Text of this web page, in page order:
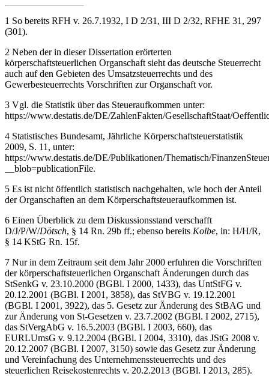
1 So bereits RFH v. 26.7.1932, I D 2/31, III D 2/32, RFHE 31, 297
(301).
2 Neben der in dieser Dissertation erörterten
körperschaftsteuerlichen Organschaft sieht das deutsche Steuerrecht
auch auf den Gebieten des Umsatzsteuerrechts und des
Gewerbesteuerrechts Vorschriften zur Organschaft vor.
3 Vgl. die Statistik über das Steueraufkommen unter:
https://www.destatis.de/DE/ZahlenFakten/GesellschaftStaat/
4 Statistisches Bundesamt, Jährliche Körperschaftsteuerstatistik
2009, S. 11, unter:
https://www.destatis.de/DE/Publikationen/Thematisch/
__blob=publicationFile.
5 Es ist nicht öffentlich statistisch nachgehalten, wie hoch der Anteil
der Organschaften an dem Körperschaftsteueraufkommen ist.
6 Einen Überblick zu dem Diskussionsstand verschafft
D/J/P/W/Dötsch, § 14 Rn. 29b ff.; ebenso bereits Kolbe, in: H/H/R,
§ 14 KStG Rn. 15f.
7 Nur in dem Zeitraum seit dem Jahr 2000 erfuhren die Vorschriften
der körperschaftsteuerlichen Organschaft Änderungen durch das
StSenkG v. 23.10.2000 (BGBl. I 2000, 1433), das UntStFG v.
20.12.2001 (BGBl. I 2001, 3858), das StVBG v. 19.12.2001
(BGBl. I 2001, 3922), das 5. Gesetz zur Änderung des StBAG und
zur Änderung von St-Gesetzen v. 23.7.2002 (BGBl. I 2002, 2715),
das StVergAbG v. 16.5.2003 (BGBl. I 2003, 660), das
EURLUmsG v. 9.12.2004 (BGBl. I 2004, 3310), das JStG 2008 v.
20.12.2007 (BGBl. I 2007, 3150) sowie das Gesetz zur Änderung
und Vereinfachung des Unternehmenssteuerrechts und des
steuerlichen Reisekostenrechts v. 20.2.2013 (BGBl. I 2013, 285).